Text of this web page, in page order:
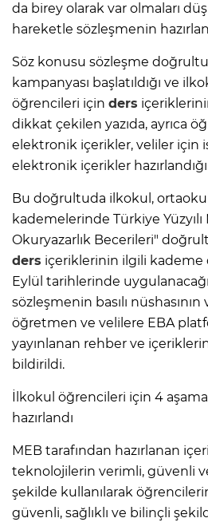
da birey olarak var olmaları
hareketle sözleşmenin
Söz konusu sözleşme
kampanyası başlatıldığı ve
öğrencileri için ders
dikkat çekilen yazıda, ayrıca
elektronik içerikler, veliler için
elektronik içerikler
Bu doğrultuda ilkokul,
kademelerinde Türkiye
Okuryazarlık Becerileri"
ders içeriklerinin ilgili kademe
Eylül tarihlerinde
sözleşmenin basılı nüshasının
öğretmen ve velilere EBA
yayınlanan rehber ve
bildirildi.
İlkokul öğrencileri için 4
hazırlandı
MEB tarafından hazırlanan
teknolojilerin verimli, güvenli
şekilde kullanılarak
güvenli, sağlıklı ve bilinçli